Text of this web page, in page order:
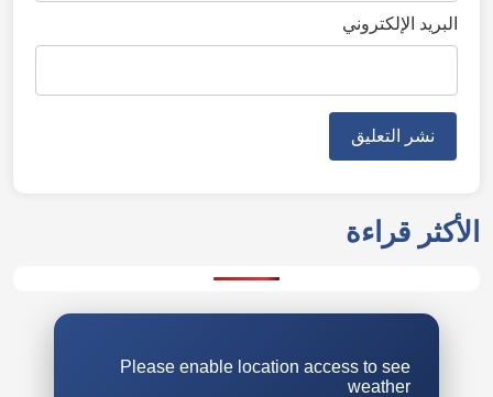
البريد الإلكتروني
الأكثر قراءة
Please enable location access to see
weather